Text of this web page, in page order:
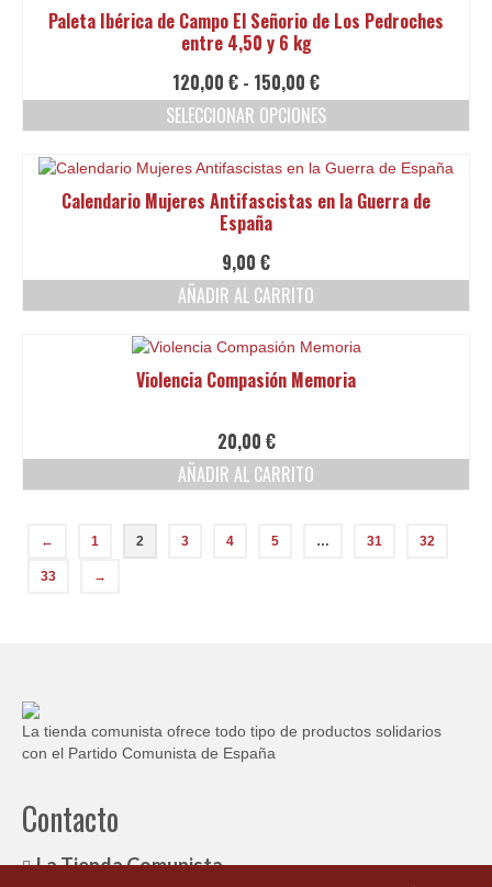
página
de
Paleta Ibérica de Campo El Señorio de Los Pedroches
entre 4,50 y 6 kg
120,00 € - 150,00 €Rango
de
precios:
120,00 €
hasta
150,00 €
SELECCIONAR OPCIONES
producto
múltiples
variantes.
Las
opciones
se
pueden
elegir
en
la
producto
Calendario Mujeres Antifascistas en la Guerra de
España
9,00 €
AÑADIR AL CARRITO
Violencia Compasión Memoria
20,00 €
AÑADIR AL CARRITO
← 1 2 3 4 5 … 31 32
33 →
La tienda comunista ofrece todo tipo de productos solidarios
con el Partido Comunista de España
Contacto
La Tienda Comunista